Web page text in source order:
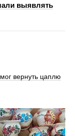
выявлять
вернуть цаплю